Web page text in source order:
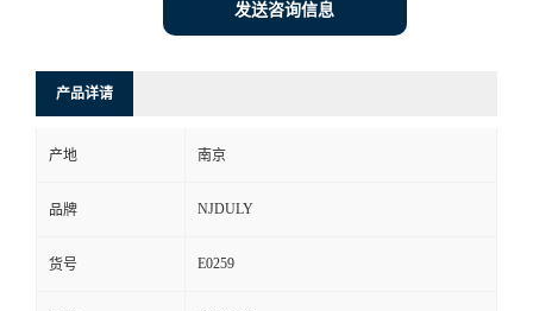
发送咨询信息
产品详请
产地 南京
品牌 NJDULY
货号 E0259